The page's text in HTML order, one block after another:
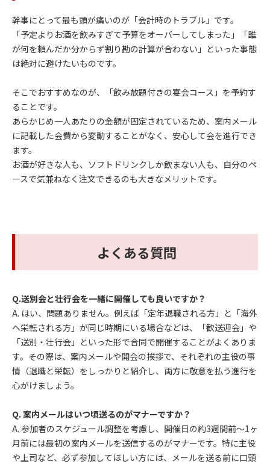
幹事にとって最も頭が痛いのが「会計時のトラブル」です。
「予定よりお酒を飲みすぎて予算をオーバーしてしまった」「誰
が何を頼んだか分からず割り勘の計算が合わない」といった事態
は絶対に避けたいものです。
そこでおすすめなのが、「飲み放題付きの宴会コース」を予約す
ることです。
あらかじめ一人あたりの金額が固定されているため、案内メール
に記載した会費から変動することがなく、安心して会を進行でき
ます。
お酒が好きな人も、ソフトドリンクしか飲まない人も、自分のペ
ースで気兼ねなく注文できるのも大きなメリットです。
よくある質問
Q.送別会と壮行会を一緒に開催しても良いですか？
A. はい、問題ありません。例えば「定年退職される方」と「海外
へ栄転される方」が同じ時期にいる場合などは、「歓送迎会」や
「送別・壮行会」といった形で合同で開催することがよくありま
す。その際は、案内メールや開会の挨拶で、それぞれの主役の事
情（退職と栄転）をしっかりと紹介し、両方に敬意を払う進行を
心がけましょう。
Q. 案内メールはいつ頃送るのがマナーですか？
A. 参加者のスケジュール調整を考慮し、開催日の約3週間前～1ヶ
月前には最初の案内メールを送信するのがマナーです。特に主役
や上司など、必ず参加してほしい方には、メールを送る前に口頭